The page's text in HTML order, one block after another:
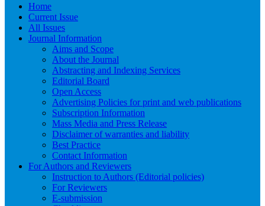
Home
Current Issue
All Issues
Journal Information
Aims and Scope
About the Journal
Abstracting and Indexing Services
Editorial Board
Open Access
Advertising Policies for print and web publications
Subscription Information
Mass Media and Press Release
Disclaimer of warranties and liability
Best Practice
Contact Information
For Authors and Reviewers
Instruction to Authors (Editorial policies)
For Reviewers
E-submission